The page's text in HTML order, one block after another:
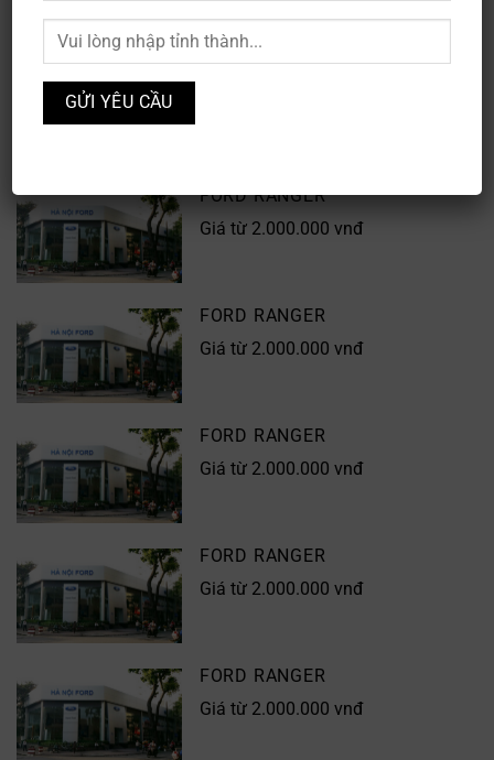
FORD RANGER
FORD RANGER
Giá từ 2.000.000 vnđ
FORD RANGER
Giá từ 2.000.000 vnđ
FORD RANGER
Giá từ 2.000.000 vnđ
FORD RANGER
Giá từ 2.000.000 vnđ
FORD RANGER
Giá từ 2.000.000 vnđ